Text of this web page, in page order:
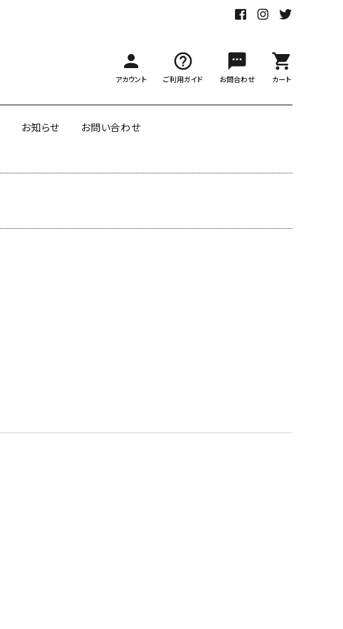
person
アカウント
help_outline
ご利用ガイド
sms
お問合わせ
shopping_cart
カート
お知らせ お問い合わせ